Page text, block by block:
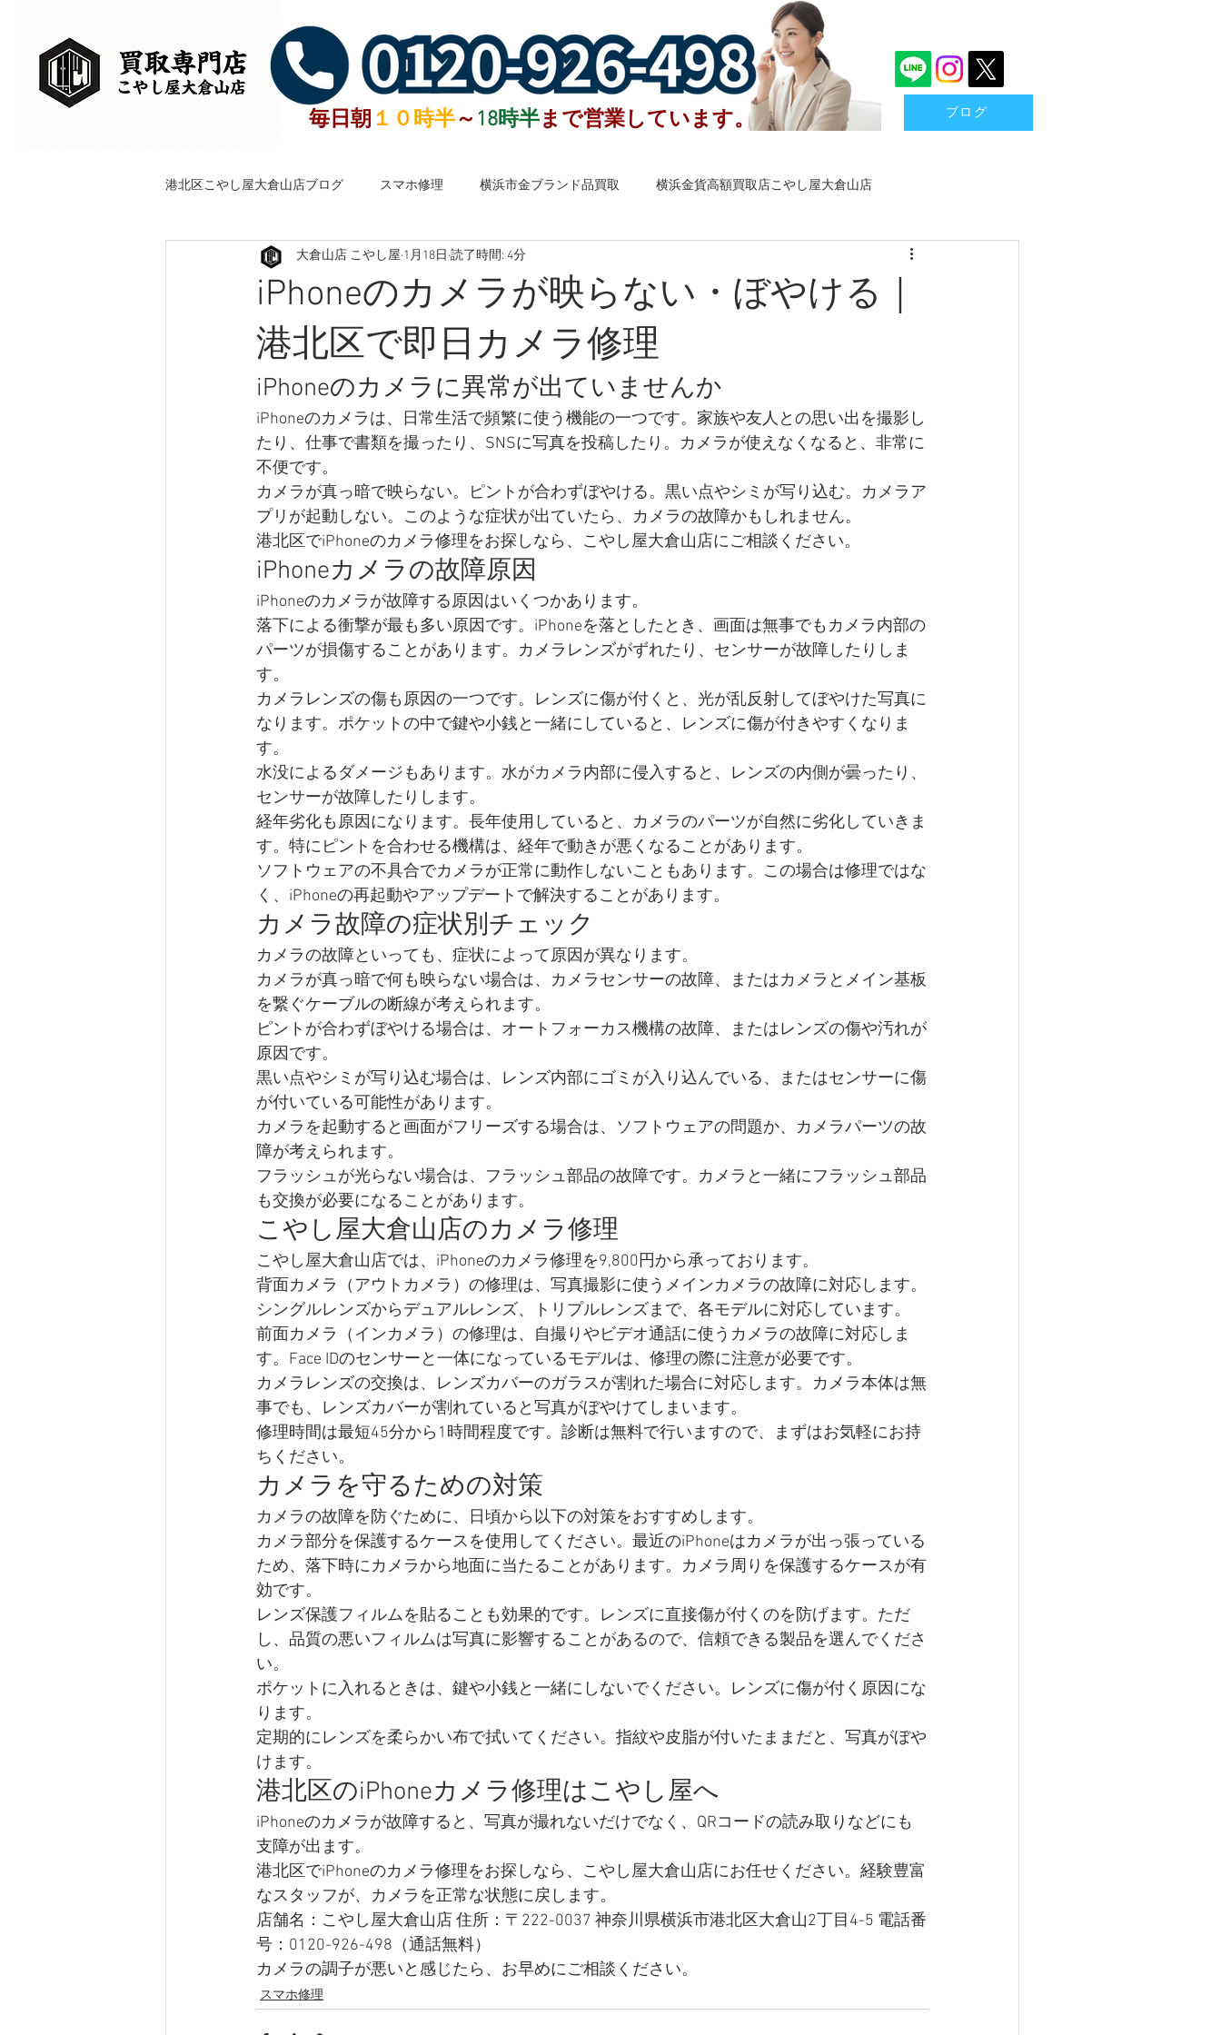
毎日朝 １０時半～ 18時半まで営業しています。 ブログ
港北区こやし屋大倉山店ブログ スマホ修理 横浜市金ブランド品買取 横浜金貨高額買取店こやし屋大倉山店
横浜港北区古銭金貨銀貨買取聖徳太子お札など外国銭高額買取 港北区金券買取
無料で包丁研ぎいたします。 港北区買取店 金・プラチナ ブランドバッグ・時計
金券・株主優待券 ハガキ・切手・テレカ
横浜海外スイスインゴット買取金製品買取店
iPhoneのカメラが映らない・ぼやける｜
港北区で即日カメラ修理
大倉山店 こやし屋 1月18日 読了時間: 4分
iPhoneのカメラに異常が出ていませんか
iPhoneのカメラは、日常生活で頻繁に使う機能の一つです。家族や友人との思い出を撮影し
たり、仕事で書類を撮ったり、SNSに写真を投稿したり。カメラが使えなくなると、非常に
不便です。
カメラが真っ暗で映らない。ピントが合わずぼやける。黒い点やシミが写り込む。カメラア
プリが起動しない。このような症状が出ていたら、カメラの故障かもしれません。
港北区でiPhoneのカメラ修理をお探しなら、こやし屋大倉山店にご相談ください。
iPhoneカメラの故障原因
iPhoneのカメラが故障する原因はいくつかあります。
落下による衝撃が最も多い原因です。iPhoneを落としたとき、画面は無事でもカメラ内部の
パーツが損傷することがあります。カメラレンズがずれたり、センサーが故障したりしま
す。
カメラレンズの傷も原因の一つです。レンズに傷が付くと、光が乱反射してぼやけた写真に
なります。ポケットの中で鍵や小銭と一緒にしていると、レンズに傷が付きやすくなりま
す。
水没によるダメージもあります。水がカメラ内部に侵入すると、レンズの内側が曇ったり、
センサーが故障したりします。
経年劣化も原因になります。長年使用していると、カメラのパーツが自然に劣化していきま
す。特にピントを合わせる機構は、経年で動きが悪くなることがあります。
ソフトウェアの不具合でカメラが正常に動作しないこともあります。この場合は修理ではな
く、iPhoneの再起動やアップデートで解決することがあります。
カメラ故障の症状別チェック
カメラの故障といっても、症状によって原因が異なります。
カメラが真っ暗で何も映らない場合は、カメラセンサーの故障、またはカメラとメイン基板
を繋ぐケーブルの断線が考えられます。
ピントが合わずぼやける場合は、オートフォーカス機構の故障、またはレンズの傷や汚れが
原因です。
黒い点やシミが写り込む場合は、レンズ内部にゴミが入り込んでいる、またはセンサーに傷
が付いている可能性があります。
カメラを起動すると画面がフリーズする場合は、ソフトウェアの問題か、カメラパーツの故
障が考えられます。
フラッシュが光らない場合は、フラッシュ部品の故障です。カメラと一緒にフラッシュ部品
も交換が必要になることがあります。
こやし屋大倉山店のカメラ修理
こやし屋大倉山店では、iPhoneのカメラ修理を9,800円から承っております。
背面カメラ（アウトカメラ）の修理は、写真撮影に使うメインカメラの故障に対応します。
シングルレンズからデュアルレンズ、トリプルレンズまで、各モデルに対応しています。
前面カメラ（インカメラ）の修理は、自撮りやビデオ通話に使うカメラの故障に対応しま
す。Face IDのセンサーと一体になっているモデルは、修理の際に注意が必要です。
カメラレンズの交換は、レンズカバーのガラスが割れた場合に対応します。カメラ本体は無
事でも、レンズカバーが割れていると写真がぼやけてしまいます。
修理時間は最短45分から1時間程度です。診断は無料で行いますので、まずはお気軽にお持
ちください。
カメラを守るための対策
カメラの故障を防ぐために、日頃から以下の対策をおすすめします。
カメラ部分を保護するケースを使用してください。最近のiPhoneはカメラが出っ張っている
ため、落下時にカメラから地面に当たることがあります。カメラ周りを保護するケースが有
効です。
レンズ保護フィルムを貼ることも効果的です。レンズに直接傷が付くのを防げます。ただ
し、品質の悪いフィルムは写真に影響することがあるので、信頼できる製品を選んでくださ
い。
ポケットに入れるときは、鍵や小銭と一緒にしないでください。レンズに傷が付く原因にな
ります。
定期的にレンズを柔らかい布で拭いてください。指紋や皮脂が付いたままだと、写真がぼや
けます。
港北区のiPhoneカメラ修理はこやし屋へ
iPhoneのカメラが故障すると、写真が撮れないだけでなく、QRコードの読み取りなどにも
支障が出ます。
港北区でiPhoneのカメラ修理をお探しなら、こやし屋大倉山店にお任せください。経験豊富
なスタッフが、カメラを正常な状態に戻します。
店舗名：こやし屋大倉山店 住所：〒222-0037 神奈川県横浜市港北区大倉山2丁目4-5 電話番
号：0120-926-498（通話無料）
カメラの調子が悪いと感じたら、お早めにご相談ください。
スマホ修理